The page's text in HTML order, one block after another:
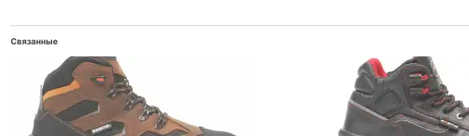
Связанные